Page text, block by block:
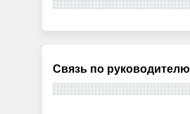
Связь по руководителю